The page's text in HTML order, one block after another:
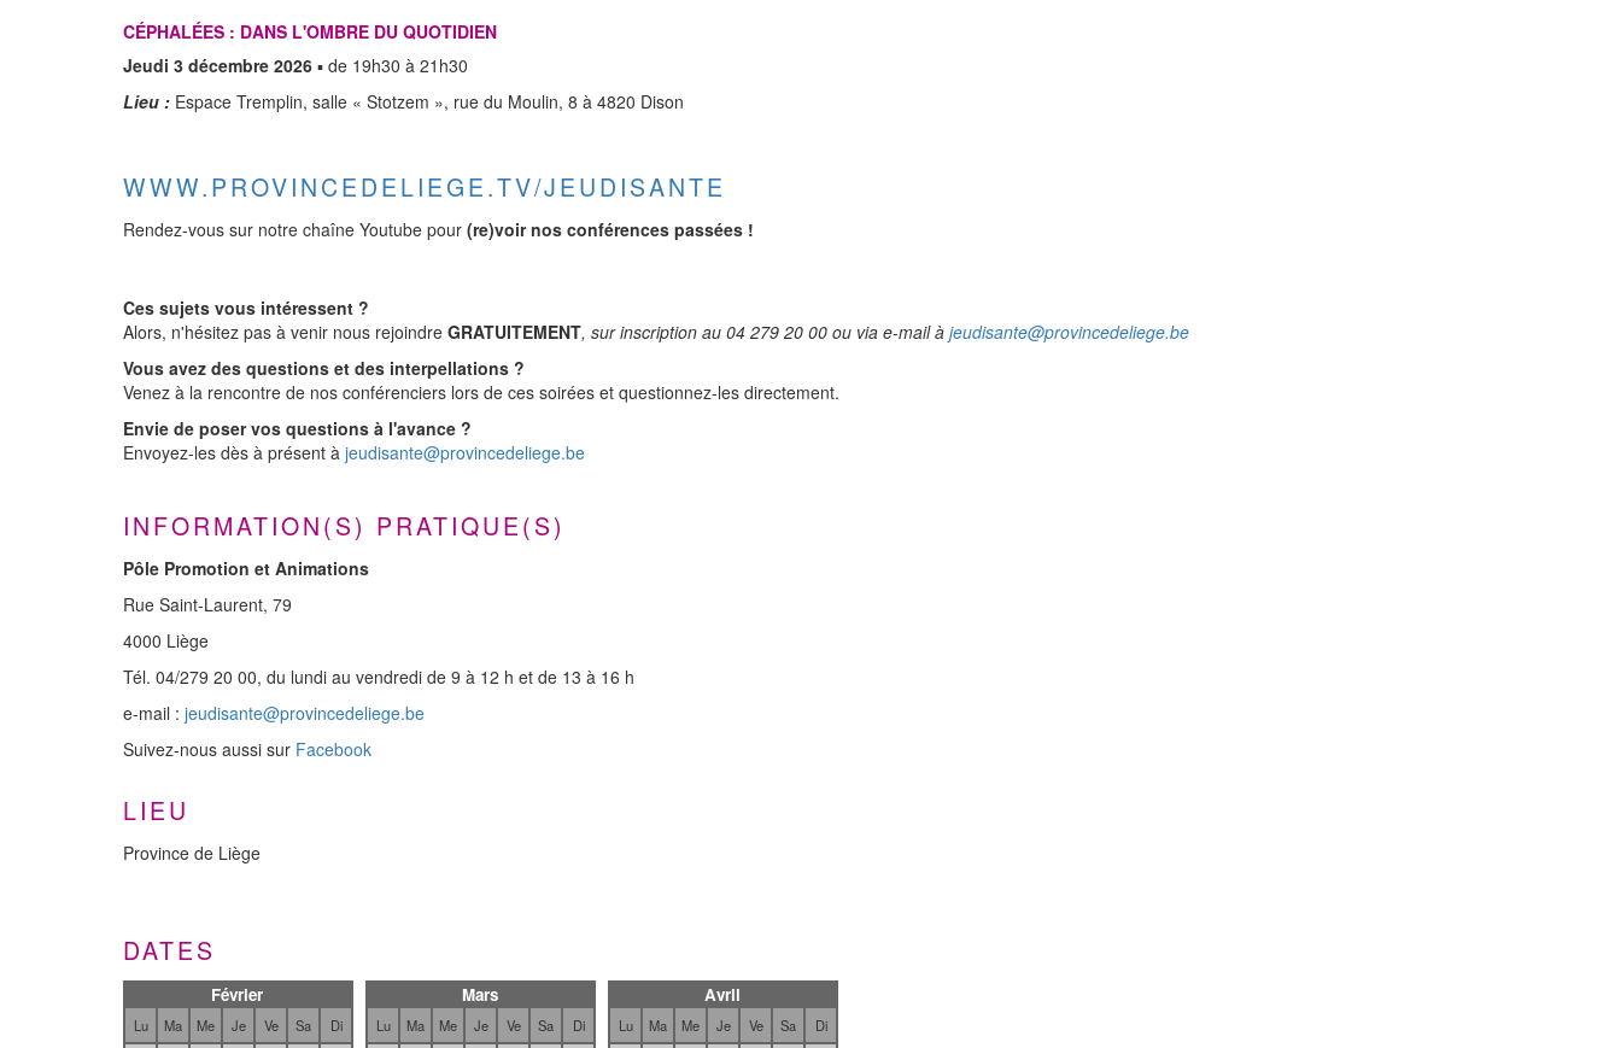
CÉPHALÉES : DANS L'OMBRE DU QUOTIDIEN
Jeudi 3 décembre 2026 ▪ de 19h30 à 21h30
Lieu : Espace Tremplin, salle « Stotzem », rue du Moulin, 8 à 4820 Dison
WWW.PROVINCEDELIEGE.TV/JEUDISANTE
Rendez-vous sur notre chaîne Youtube pour (re)voir nos conférences passées !
Ces sujets vous intéressent ?
Alors, n'hésitez pas à venir nous rejoindre GRATUITEMENT, sur inscription au 04 279 20 00 ou via e-mail à jeudisante@provincedeliege.be
Vous avez des questions et des interpellations ?
Venez à la rencontre de nos conférenciers lors de ces soirées et questionnez-les directement.
Envie de poser vos questions à l'avance ?
Envoyez-les dès à présent à jeudisante@provincedeliege.be
INFORMATION(S) PRATIQUE(S)
Pôle Promotion et Animations
Rue Saint-Laurent, 79
4000 Liège
Tél. 04/279 20 00, du lundi au vendredi de 9 à 12 h et de 13 à 16 h
e-mail : jeudisante@provincedeliege.be
Suivez-nous aussi sur Facebook
LIEU
Province de Liège
DATES
Février
Lu Ma Me Je Ve Sa
Di
Mars
Lu Ma Me Je Ve Sa
Di
Avril
Lu Ma Me Je Ve Sa
Di